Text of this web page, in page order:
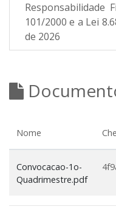
Responsabilidade
101/2000 e a Lei
de 2026
Nome
Convocacao-1o-
Quadrimestre.pdf